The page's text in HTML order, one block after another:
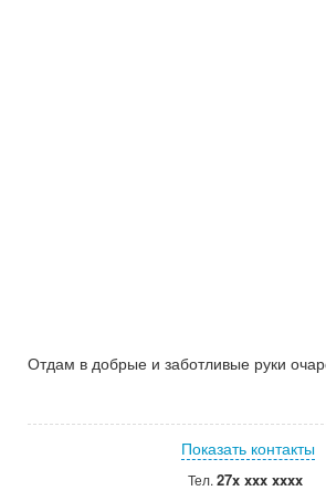
Отдам в добрые и заботливые руки
Показать контакты
Тел. 27x xxx xxxx